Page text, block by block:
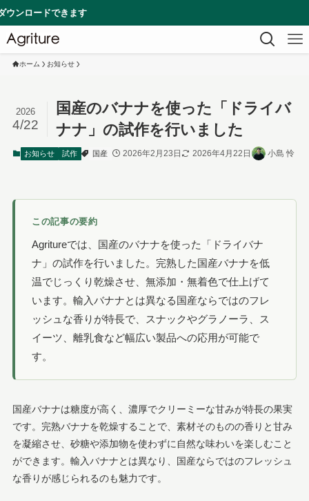
ます
ホーム お知らせ
国産のバナナを使った「ドライバ
ナナ」の試作を行いました
2026
4/22
お知らせ 試作 国産 2026年2月23日 2026年4月22日 小島 怜
この記事の要約
Agritureでは、国産のバナナを使った「ドライバナ
ナ」の試作を行いました。完熟した国産バナナを低
温でじっくり乾燥させ、無添加・無着色で仕上げて
います。輸入バナナとは異なる国産ならではのフレ
ッシュな香りが特長で、スナックやグラノーラ、ス
イーツ、離乳食など幅広い製品への応用が可能で
す。
国産バナナは糖度が高く、濃厚でクリーミーな甘みが特長の果実
です。完熟バナナを乾燥することで、素材そのものの香りと甘み
を凝縮させ、砂糖や添加物を使わずに自然な味わいを楽しむこと
ができます。輸入バナナとは異なり、国産ならではのフレッシュ
な香りが感じられるのも魅力です。